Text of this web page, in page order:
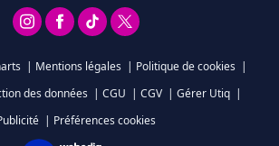
| Mentions légales | Politique de cookies |
des données | CGU | CGV | Gérer Utiq |
| Préférences cookies